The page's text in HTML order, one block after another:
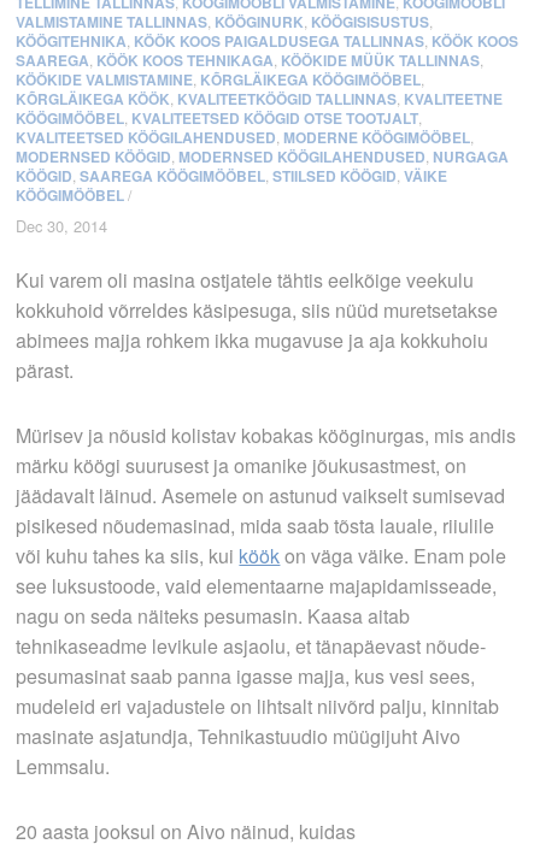
VALMISTAMINE TALLINNAS KÖÖGINURK KÖÖGISISUSTUS
KÖÖGITEHNIKA KÖÖK KOOS PAIGALDUSEGA TALLINNAS KÖÖK KOOS
SAAREGA KÖÖK KOOS TEHNIKAGA KÖÖKIDE MÜÜK TALLINNAS
KÖÖKIDE VALMISTAMINE KÕRGLÄIKEGA KÖÖGIMÖÖBEL
KÕRGLÄIKEGA KÖÖK KVALITEETKÖÖGID TALLINNAS KVALITEETNE
KÖÖGIMÖÖBEL KVALITEETSED KÖÖGID OTSE TOOTJALT
KVALITEETSED KÖÖGILAHENDUSED MODERNE KÖÖGIMÖÖBEL
MODERNSED KÖÖGID MODERNSED KÖÖGILAHENDUSED NURGAGA
KÖÖGID ,SAAREGA KÖÖGIMÖÖBEL ,STIILSED KÖÖGID ,VÄIKE
KÖÖGIMÖÖBEL /
Dec 30, 2014
Kui varem oli masina ostjatele tähtis eelkõige veekulu
kokkuhoid võrreldes käsipesuga, siis nüüd muretsetakse
abimees majja rohkem ikka mugavuse ja aja kokkuhoiu
pärast.
Mürisev ja nõusid kolistav kobakas kööginurgas, mis andis
märku köögi suurusest ja omanike jõukusastmest, on
jäädavalt läinud. Asemele on astunud vaikselt sumisevad
pisikesed nõudemasinad, mida saab tõsta lauale, riiulile
või kuhu tahes ka siis, kui köökon väga väike. Enam pole
see luksustoode, vaid elementaarne majapidamisseade,
nagu on seda näiteks pesumasin. Kaasa aitab
tehnikaseadme levikule asjaolu, et tänapäevast nõude­
pesumasinat saab panna igasse majja, kus vesi sees,
mudeleid eri vajadustele on lihtsalt niivõrd palju, kinnitab
masinate asjatundja, Tehnikastuudio müügijuht Aivo
Lemmsalu.
20 aasta jooksul on Aivo näinud, kuidas